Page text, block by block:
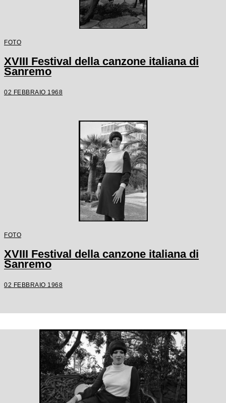
FOTO
XVIII Festival della canzone italiana di
Sanremo
02 FEBBRAIO 1968
FOTO
XVIII Festival della canzone italiana di
Sanremo
02 FEBBRAIO 1968